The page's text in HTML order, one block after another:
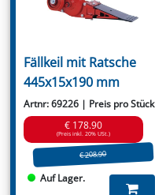
Fällkeil mit Ratsche
445x15x190 mm
Artnr: 69226 | Preis pro Stück
€ 178.90
(Preis inkl. 20% USt.)
€ 208.90
Auf Lager.